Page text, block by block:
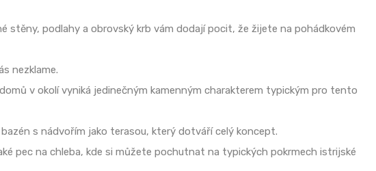
stěny, podlahy a obrovský krb vám dodají pocit, že žijete na pohádkovém
nezklame.
v okolí vyniká jedinečným kamenným charakterem typickým pro tento
bazén s nádvořím jako terasou, který dotváří celý koncept.
pec na chleba, kde si můžete pochutnat na typických pokrmech istrijské